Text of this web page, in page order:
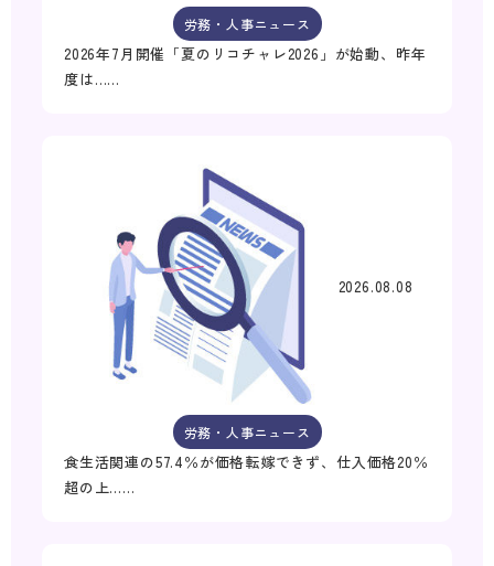
労務・人事ニュース
2026年7月開催「夏のリコチャレ2026」が始動、昨年
度は……
2026.08.08
労務・人事ニュース
食生活関連の57.4％が価格転嫁できず、仕入価格20％
超の上……